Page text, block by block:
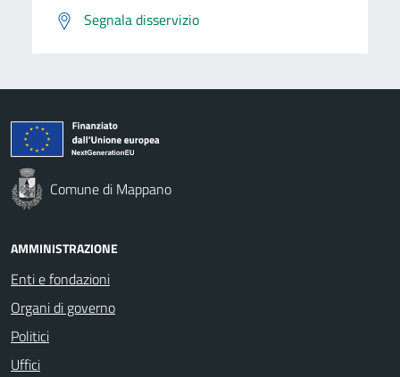
Segnala disservizio
Comune di Mappano
AMMINISTRAZIONE
Enti e fondazioni
Organi di governo
Politici
Uffici